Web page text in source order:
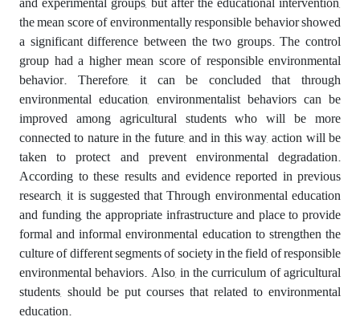
the mean score of environmentally responsible behavior showed
a significant difference between the two groups. The control
group had a higher mean score of responsible environmental
behavior. Therefore, it can be concluded that through
environmental education, environmentalist behaviors can be
improved among agricultural students who will be more
connected to nature in the future, and in this way, action will be
taken to protect and prevent environmental degradation.
According to these results and evidence reported in previous
research, it is suggested that Through environmental education
and funding, the appropriate infrastructure and place to provide
formal and informal environmental education to strengthen the
culture of different segments of society in the field of responsible
environmental behaviors. Also, in the curriculum of agricultural
students, should be put courses that related to environmental
education.